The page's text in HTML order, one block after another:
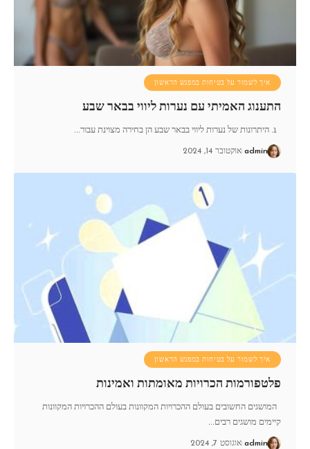
איך לשמור על בטיחות במפגש הראשון
התענוג האמיתי עם נערות ליווי בבאר שבע
…
admin אוקטובר 14, 2024
איך לשמור על בטיחות במפגש הראשון
פלטפורמות הכרויות מאומתות ואמינות
המושגים החשובים בעולם ההכרויות המקוונות בעולם ההכרויות המקוונות
קיימים מושגים רבים…
admin אוגוסט 7, 2024